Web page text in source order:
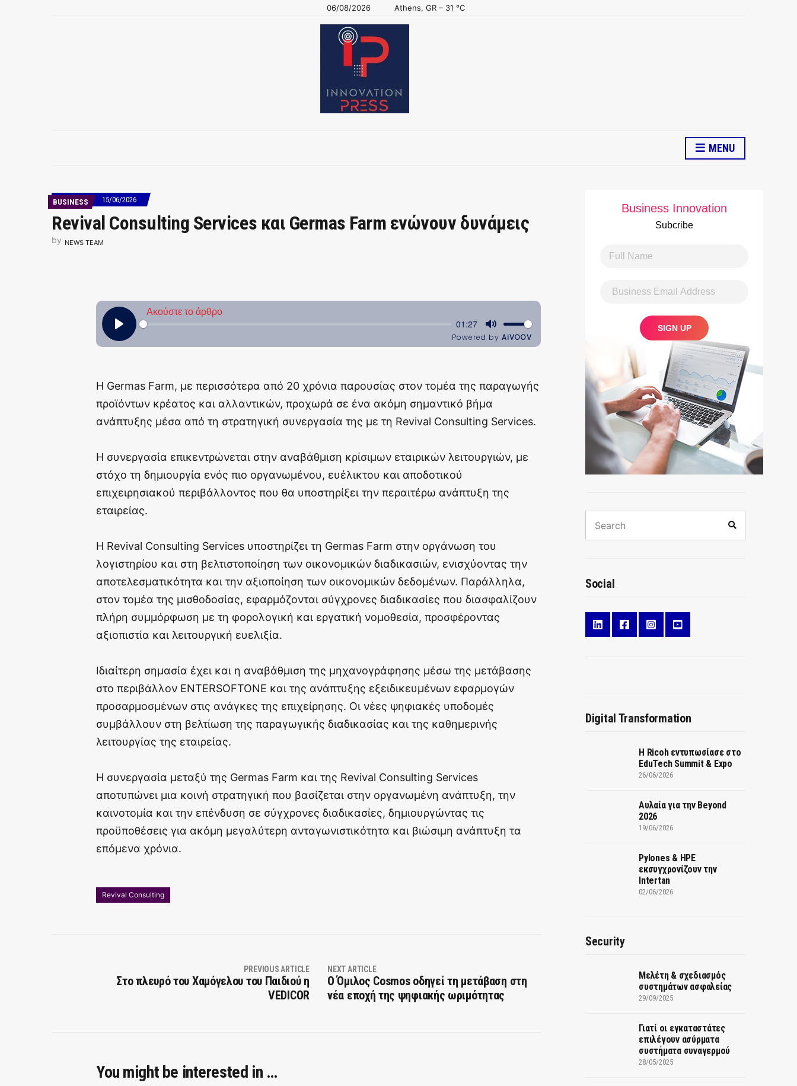
06/08/2026 Athens, GR – 31 C
MENU
BUSINESS 15/06/2026
Revival Consulting Services και Germas Farm ενώνουν δυνάμεις
by NEWS TEAM
Η Germas Farm, με περισσότερα από 20 χρόνια παρουσίας στον τομέα της παραγωγής
προϊόντων κρέατος και αλλαντικών, προχωρά σε ένα ακόμη σημαντικό βήμα
ανάπτυξης μέσα από τη στρατηγική συνεργασία της με τη Revival Consulting Services.
Η συνεργασία επικεντρώνεται στην αναβάθμιση κρίσιμων εταιρικών λειτουργιών, με
στόχο τη δημιουργία ενός πιο οργανωμένου, ευέλικτου και αποδοτικού
επιχειρησιακού περιβάλλοντος που θα υποστηρίξει την περαιτέρω ανάπτυξη της
εταιρείας.
Η Revival Consulting Services υποστηρίζει τη Germas Farm στην οργάνωση του
λογιστηρίου και στη βελτιστοποίηση των οικονομικών διαδικασιών, ενισχύοντας την
αποτελεσματικότητα και την αξιοποίηση των οικονομικών δεδομένων. Παράλληλα,
στον τομέα της μισθοδοσίας, εφαρμόζονται σύγχρονες διαδικασίες που διασφαλίζουν
πλήρη συμμόρφωση με τη φορολογική και εργατική νομοθεσία, προσφέροντας
αξιοπιστία και λειτουργική ευελιξία.
Ιδιαίτερη σημασία έχει και η αναβάθμιση της μηχανογράφησης μέσω της μετάβασης
στο περιβάλλον ENTERSOFTONE και της ανάπτυξης εξειδικευμένων εφαρμογών
προσαρμοσμένων στις ανάγκες της επιχείρησης. Οι νέες ψηφιακές υποδομές
συμβάλλουν στη βελτίωση της παραγωγικής διαδικασίας και της καθημερινής
λειτουργίας της εταιρείας.
Η συνεργασία μεταξύ της Germas Farm και της Revival Consulting Services
αποτυπώνει μια κοινή στρατηγική που βασίζεται στην οργανωμένη ανάπτυξη, την
καινοτομία και την επένδυση σε σύγχρονες διαδικασίες, δημιουργώντας τις
προϋποθέσεις για ακόμη μεγαλύτερη ανταγωνιστικότητα και βιώσιμη ανάπτυξη τα
επόμενα χρόνια.
Revival Consulting
PREVIOUS ARTICLE
Στο πλευρό του Χαμόγελου του Παιδιού η
VEDICOR
NEXT ARTICLE
Ο Όμιλος Cosmos οδηγεί τη μετάβαση στη
νέα εποχή της ψηφιακής ωριμότητας
You might be interested in …
Business Innovation
Subcribe
for:
Social
Digital Transformation
Η Ricoh εντυπωσίασε στο
EduTech Summit & Expo
26/06/2026
Αυλαία για την Beyond
2026
19/06/2026
Pylones & HPE
εκσυγχρονίζουν την
Intertan
02/06/2026
Security
Μελέτη & σχεδιασμός
συστημάτων ασφαλείας
29/09/2025
Γιατί οι εγκαταστάτες
επιλέγουν ασύρματα
συστήματα συναγερμού
28/05/2025